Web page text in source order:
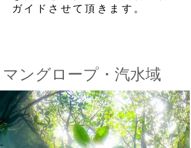
ガイドさせて頂きます。
マングロープ・汽水域